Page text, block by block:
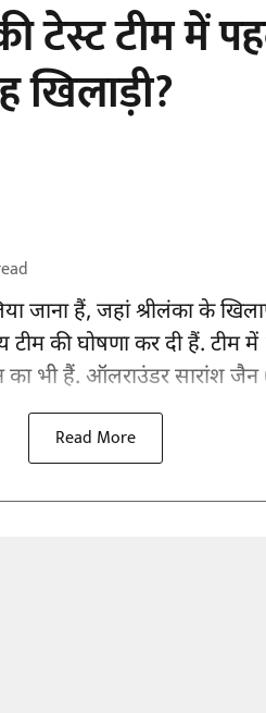
टेस्ट टीम में
खिलाड़ी?
जाना हैं, जहां श्रीलंका के
टीम की घोषणाकर दी हैं. टीम
का भी हैं. ऑलराउंडर सारांश
Read More